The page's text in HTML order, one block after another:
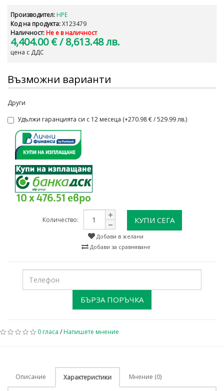
Производител: HPE
Код на продукта:X123479
Наличност: Не е в наличност
4,404.00 €/ 8,613.48 лв.
цена с ДДС
Възможни варианти
Други
Удължи гаранцията си с 12 месеца (+270.98 € / 529.99 лв.)
10 x 476.51 евро
Количество: КУПИ СЕГА
Добави в желани
Добави за сравняване
БЪРЗА ПОРЪЧКА
0 гласа /Напишете мнение
Описание Характеристики Мнение (0)